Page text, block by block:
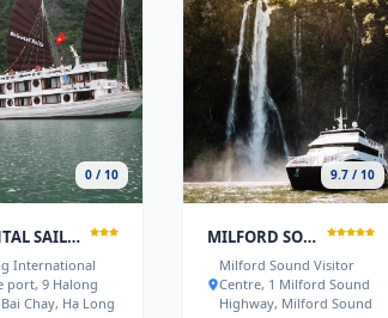
0 / 10
ORIENTAL SAILS CRUISE
International
port, 9 Halong
Chay, Hạ Long
9.7 / 10
MILFORD SOUND OVERNIGHT CRUISE - FIORDLAND DISCOVERY
Milford Sound Visitor
Centre, 1 Milford Sound
Highway, Milford Sound